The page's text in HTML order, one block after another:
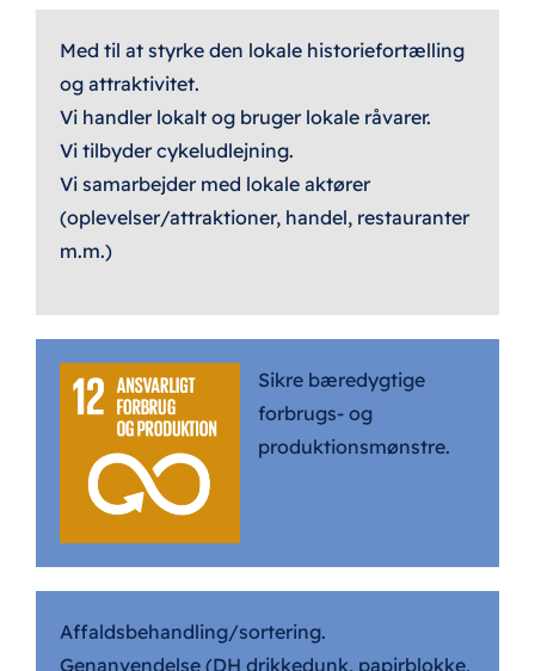
Med til at styrke den lokale historiefortælling
og attraktivitet.
Vi handler lokalt og bruger lokale råvarer.
Vi tilbyder cykeludlejning.
Vi samarbejder med lokale aktører
(oplevelser/attraktioner, handel, restauranter
m.m.)
Sikre bæredygtige
forbrugs- og
produktionsmønstre.
Affaldsbehandling/sortering.
Genanvendelse (DH drikkedunk, papirblokke,